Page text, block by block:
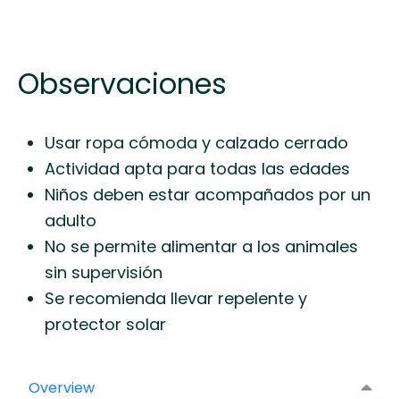
Observaciones
Usar ropa cómoda y calzado cerrado
Actividad apta para todas las edades
Niños deben estar acompañados por un
adulto
No se permite alimentar a los animales
sin supervisión
Se recomienda llevar repelente y
protector solar
Overview